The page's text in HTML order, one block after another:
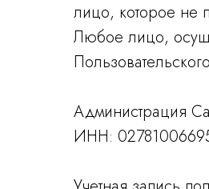
лицо, которое не
Любое лицо,
Администрация
ИНН: